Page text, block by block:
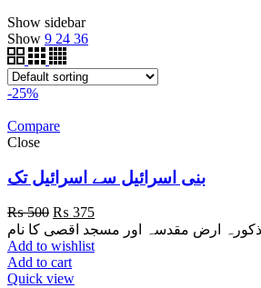
Show sidebar
Show 9 24 36
-25%
Compare
Close
بنی اسرائیل سے اسرائیل تک
₨500 Original
price
was:
₨ 500.
₨ 375Current
price
is:
Add to wishlist
Add to cart
Quick view